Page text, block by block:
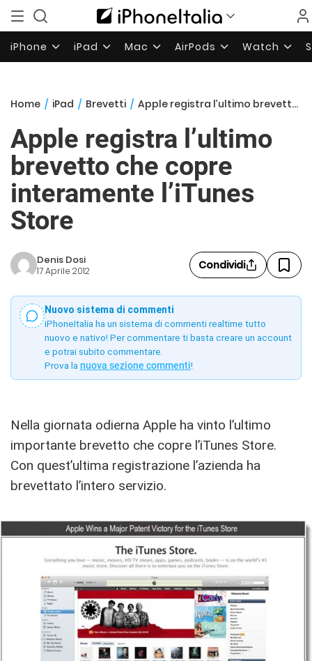
iPhone iPad Mac AirPods Watch
Home / iPad / Brevetti / Apple registra l’ultimo brevetto che copre interamente l’iTunes Store
Apple registra l’ultimo
brevetto che copre
interamente l’iTunes
Store
Denis Dosi
17 Aprile 2012 Condividi
Nuovo sistema di commenti
iPhoneItalia ha un sistema di commenti realtime tutto
nuovo e nativo! Per commentare ti basta creare un account
e potrai subito commentare.
Prova la nuova sezione commenti!
Nella giornata odierna Apple ha vinto l’ultimo
importante brevetto che copre l’iTunes Store.
Con quest’ultima registrazione l’azienda ha
brevettato l’intero servizio.